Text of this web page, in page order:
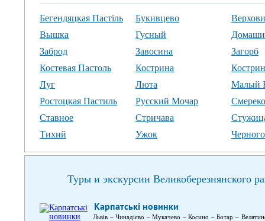
Бегендяцкая Пастіль Букивцево
Вышка
Гусный
Заброд
Завосина
Загорб
Костевая Пастоль
Кострина
Луг
Люта
Малый
Ростоцкая Пастиль
Русский Мочар
Ставное
Стричава
Тихий
Ужок
Туры и экскурсии Великоберезнянского
Карпатські новинки
Львів – Чинадієво – Мукачево – Косино – Ботар –